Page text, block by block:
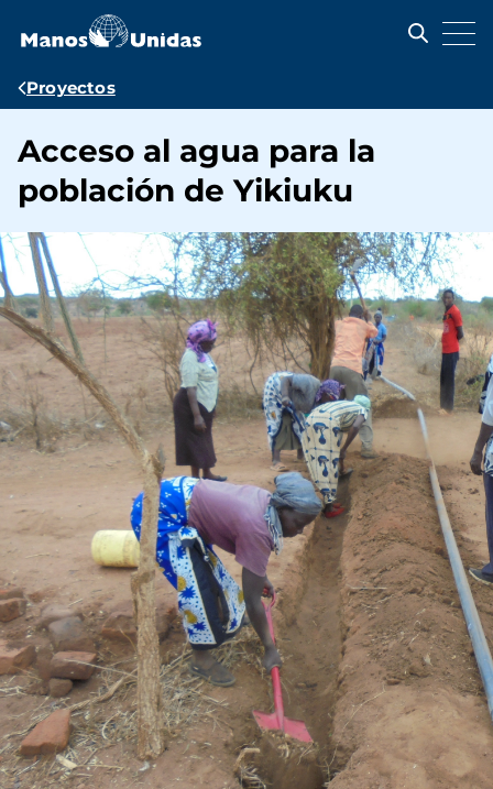
contenido
Ruta
navegación
Proyectos
Acceso al agua para la
población de Yikiuku